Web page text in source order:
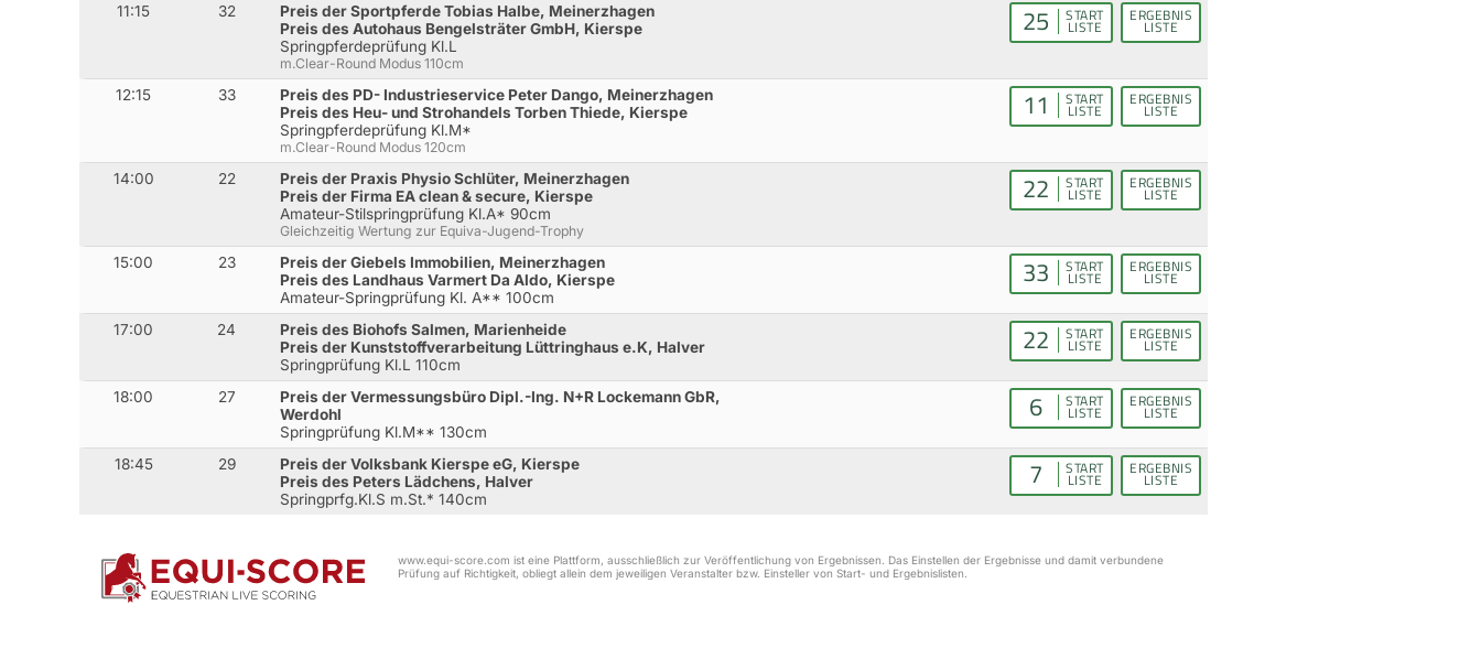
11:15 32
Preis der Sportpferde Tobias Halbe, Meinerzhagen
Preis des Autohaus Bengelsträter GmbH, Kierspe
Springpferdeprüfung Kl.L
m.Clear-Round Modus 110cm
25 START
LISTE
ERGEBNIS
LISTE
12:15 33
Preis des PD- Industrieservice Peter Dango, Meinerzhagen
Preis des Heu- und Strohandels Torben Thiede, Kierspe
Springpferdeprüfung Kl.M*
m.Clear-Round Modus 120cm
11 START
LISTE
ERGEBNIS
LISTE
14:00 22
Preis der Praxis Physio Schlüter, Meinerzhagen
Preis der Firma EA clean & secure, Kierspe
Amateur-Stilspringprüfung Kl.A* 90cm
Gleichzeitig Wertung zur Equiva-Jugend-Trophy
22 START
LISTE
ERGEBNIS
LISTE
15:00 23
Preis der Giebels Immobilien, Meinerzhagen
Preis des Landhaus Varmert Da Aldo, Kierspe
Amateur-Springprüfung Kl. A** 100cm
33 START
LISTE
ERGEBNIS
LISTE
17:00 24
Preis des Biohofs Salmen, Marienheide
Preis der Kunststoffverarbeitung Lüttringhaus e.K, Halver
Springprüfung Kl.L 110cm
22 START
LISTE
ERGEBNIS
LISTE
18:00 27
Preis der Vermessungsbüro Dipl.-Ing. N+R Lockemann GbR,
Werdohl
Springprüfung Kl.M** 130cm
6 START
LISTE
ERGEBNIS
LISTE
18:45 29
Preis der Volksbank Kierspe eG, Kierspe
Preis des Peters Lädchens, Halver
Springprfg.Kl.S m.St.* 140cm
7 START
LISTE
ERGEBNIS
LISTE
www.equi-score.com ist eine Plattform, ausschließlich zur Veröffentlichung von Ergebnissen. Das Einstellen der Ergebnisse und damit verbundene
Prüfung auf Richtigkeit, obliegt allein dem jeweiligen Veranstalter bzw. Einsteller von Start- und Ergebnislisten.